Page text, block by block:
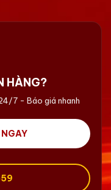
HÀNG?
7 - Báo giá nhanh